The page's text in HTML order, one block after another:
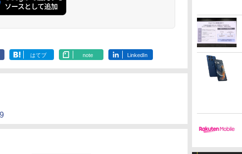
はてブ note LinkedIn